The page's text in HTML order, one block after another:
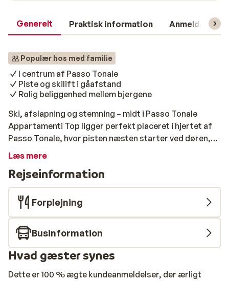
Generelt Praktisk information Anmeldelser
Populær hos med familie
I centrum af Passo Tonale
Piste og skilift i gåafstand
Rolig beliggenhed mellem bjergene
Ski, afslapning og stemning – midt i Passo Tonale
Appartamenti Top ligger perfekt placeret i hjertet af
Passo Tonale, hvor pisten næsten starter ved døren,
og liften ligger i gåafstand. Det her er stedet for dig,
på transport. Mellem bjergene finder du den perfekte
balance mellem ro og hygge. Efter skiløbet kan du lade
kroppen falde til ro i saunaen, tage en svømmetur i
poolen eller slappe af i loungen med en varm drik. Og
når sulten melder sig, står baren og
morgenmadsområdet klar med noget lækkert. Her får
du alt, hvad du har brug for til en afslappet og
ubekymret vinterferie – fyldt med sne, bjergluft og
hyggelige stunder.
Læs mere
Rejseinformation
Forplejning
Businformation
Hvad gæster synes
Dette er 100 % ægte kundeanmeldelser, der ærligt